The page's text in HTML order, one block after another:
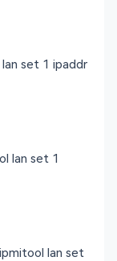
set 1 ipaddr
lan set 1
ipmitool lan set